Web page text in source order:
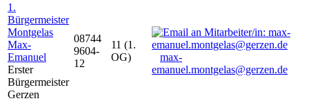
1.
Bürgermeister
Montgelas
Max-
Emanuel
Erster
Bürgermeister
Gerzen
08744
9604-
12
11 (1.
OG)
max-
emanuel.montgelas@gerzen.de